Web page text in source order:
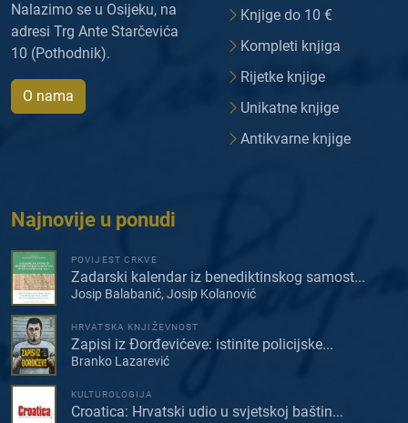
Nalazimo se u Osijeku, na
adresi Trg Ante Starčevića
10 (Pothodnik).
O nama
Knjige do 10 €
Kompleti knjiga
Rijetke knjige
Unikatne knjige
Antikvarne knjige
Najnovije u ponudi
POVIJEST CRKVE
Zadarski kalendar iz benediktinskog samost...
Josip Balabanić, Josip Kolanović
HRVATSKA KNJIŽEVNOST
Zapisi iz Đorđevićeve: istinite policijske...
Branko Lazarević
KULTUROLOGIJA
Croatica: Hrvatski udio u svjetskoj baštin...